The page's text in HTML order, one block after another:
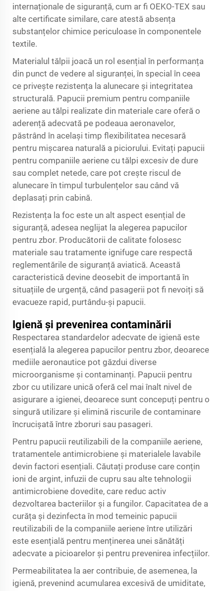
internaționale de siguranță, cum ar fi OEKO-TEX sau
alte certificate similare, care atestă absența
substanțelor chimice periculoase în componentele
textile.
Materialul tălpii joacă un rol esențial în performanța
din punct de vedere al siguranței, în special în ceea
ce privește rezistența la alunecare și integritatea
structurală. Papucii premium pentru companiile
aeriene au tălpi realizate din materiale care oferă o
aderență adecvată pe podeaua aeronavelor,
păstrând în același timp flexibilitatea necesară
pentru mișcarea naturală a piciorului. Evitați papucii
pentru companiile aeriene cu tălpi excesiv de dure
sau complet netede, care pot crește riscul de
alunecare în timpul turbulențelor sau când vă
deplasați prin cabină.
Rezistența la foc este un alt aspect esențial de
siguranță, adesea neglijat la alegerea papucilor
pentru zbor. Producătorii de calitate folosesc
materiale sau tratamente ignifuge care respectă
reglementările de siguranță aviatică. Această
caracteristică devine deosebit de importantă în
situațiile de urgență, când pasagerii pot fi nevoiți să
evacueze rapid, purtându-și papucii.
Igienă și prevenirea contaminării
Respectarea standardelor adecvate de igienă este
esențială la alegerea papucilor pentru zbor, deoarece
mediile aeronautice pot găzdui diverse
microorganisme și contaminanți. Papucii pentru
zbor cu utilizare unică oferă cel mai înalt nivel de
asigurare a igienei, deoarece sunt concepuți pentru o
singură utilizare și elimină riscurile de contaminare
încrucișată între zboruri sau pasageri.
Pentru papucii reutilizabili de la companiile aeriene,
tratamentele antimicrobiene și materialele lavabile
devin factori esențiali. Căutați produse care conțin
ioni de argint, infuzii de cupru sau alte tehnologii
antimicrobiene dovedite, care reduc activ
dezvoltarea bacteriilor și a fungilor. Capacitatea de a
curăța și dezinfecta în mod temeinic papucii
reutilizabili de la companiile aeriene între utilizări
este esențială pentru menținerea unei sănătăți
adecvate a picioarelor și pentru prevenirea infecțiilor.
Permeabilitatea la aer contribuie, de asemenea, la
igienă, prevenind acumularea excesivă de umiditate,